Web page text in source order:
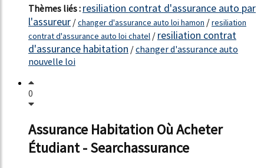
Thèmes liés : resiliation contrat d'assurance auto par
l'assureur /changer d'assurance auto loi hamon /resiliation
contrat d'assurance auto loi chatel / resiliation contrat
d'assurance habitation /changer d'assurance auto
nouvelle loi
0
Assurance Habitation Où Acheter
Étudiant - Searchassurance